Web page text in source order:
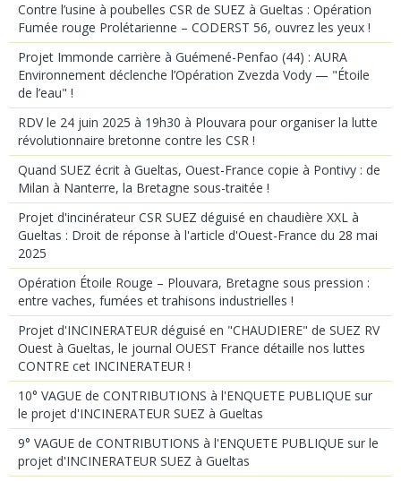
Contre l’usine à poubelles CSR de SUEZ à Gueltas : Opération
Fumée rouge Prolétarienne – CODERST 56, ouvrez les yeux !
Projet Immonde carrière à Guémené-Penfao (44) : AURA
Environnement déclenche l’Opération Zvezda Vody — "Étoile
de l’eau" !
RDV le 24 juin 2025 à 19h30 à Plouvara pour organiser la lutte
révolutionnaire bretonne contre les CSR !
Quand SUEZ écrit à Gueltas, Ouest-France copie à Pontivy : de
Milan à Nanterre, la Bretagne sous-traitée !
Projet d'incinérateur CSR SUEZ déguisé en chaudière XXL à
Gueltas : Droit de réponse à l'article d'Ouest-France du 28 mai
2025
Opération Étoile Rouge – Plouvara, Bretagne sous pression :
entre vaches, fumées et trahisons industrielles !
Projet d'INCINERATEUR déguisé en "CHAUDIERE" de SUEZ RV
Ouest à Gueltas, le journal OUEST France détaille nos luttes
CONTRE cet INCINERATEUR !
10° VAGUE de CONTRIBUTIONS à l'ENQUETE PUBLIQUE sur
le projet d'INCINERATEUR SUEZ à Gueltas
9° VAGUE de CONTRIBUTIONS à l'ENQUETE PUBLIQUE sur le
projet d'INCINERATEUR SUEZ à Gueltas